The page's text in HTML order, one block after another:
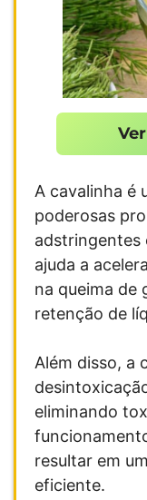
A cavalinha é
poderosas
adstringentes
ajuda a
na queima de
retenção de
Além disso, a
eliminando
resultar em
eficiente.